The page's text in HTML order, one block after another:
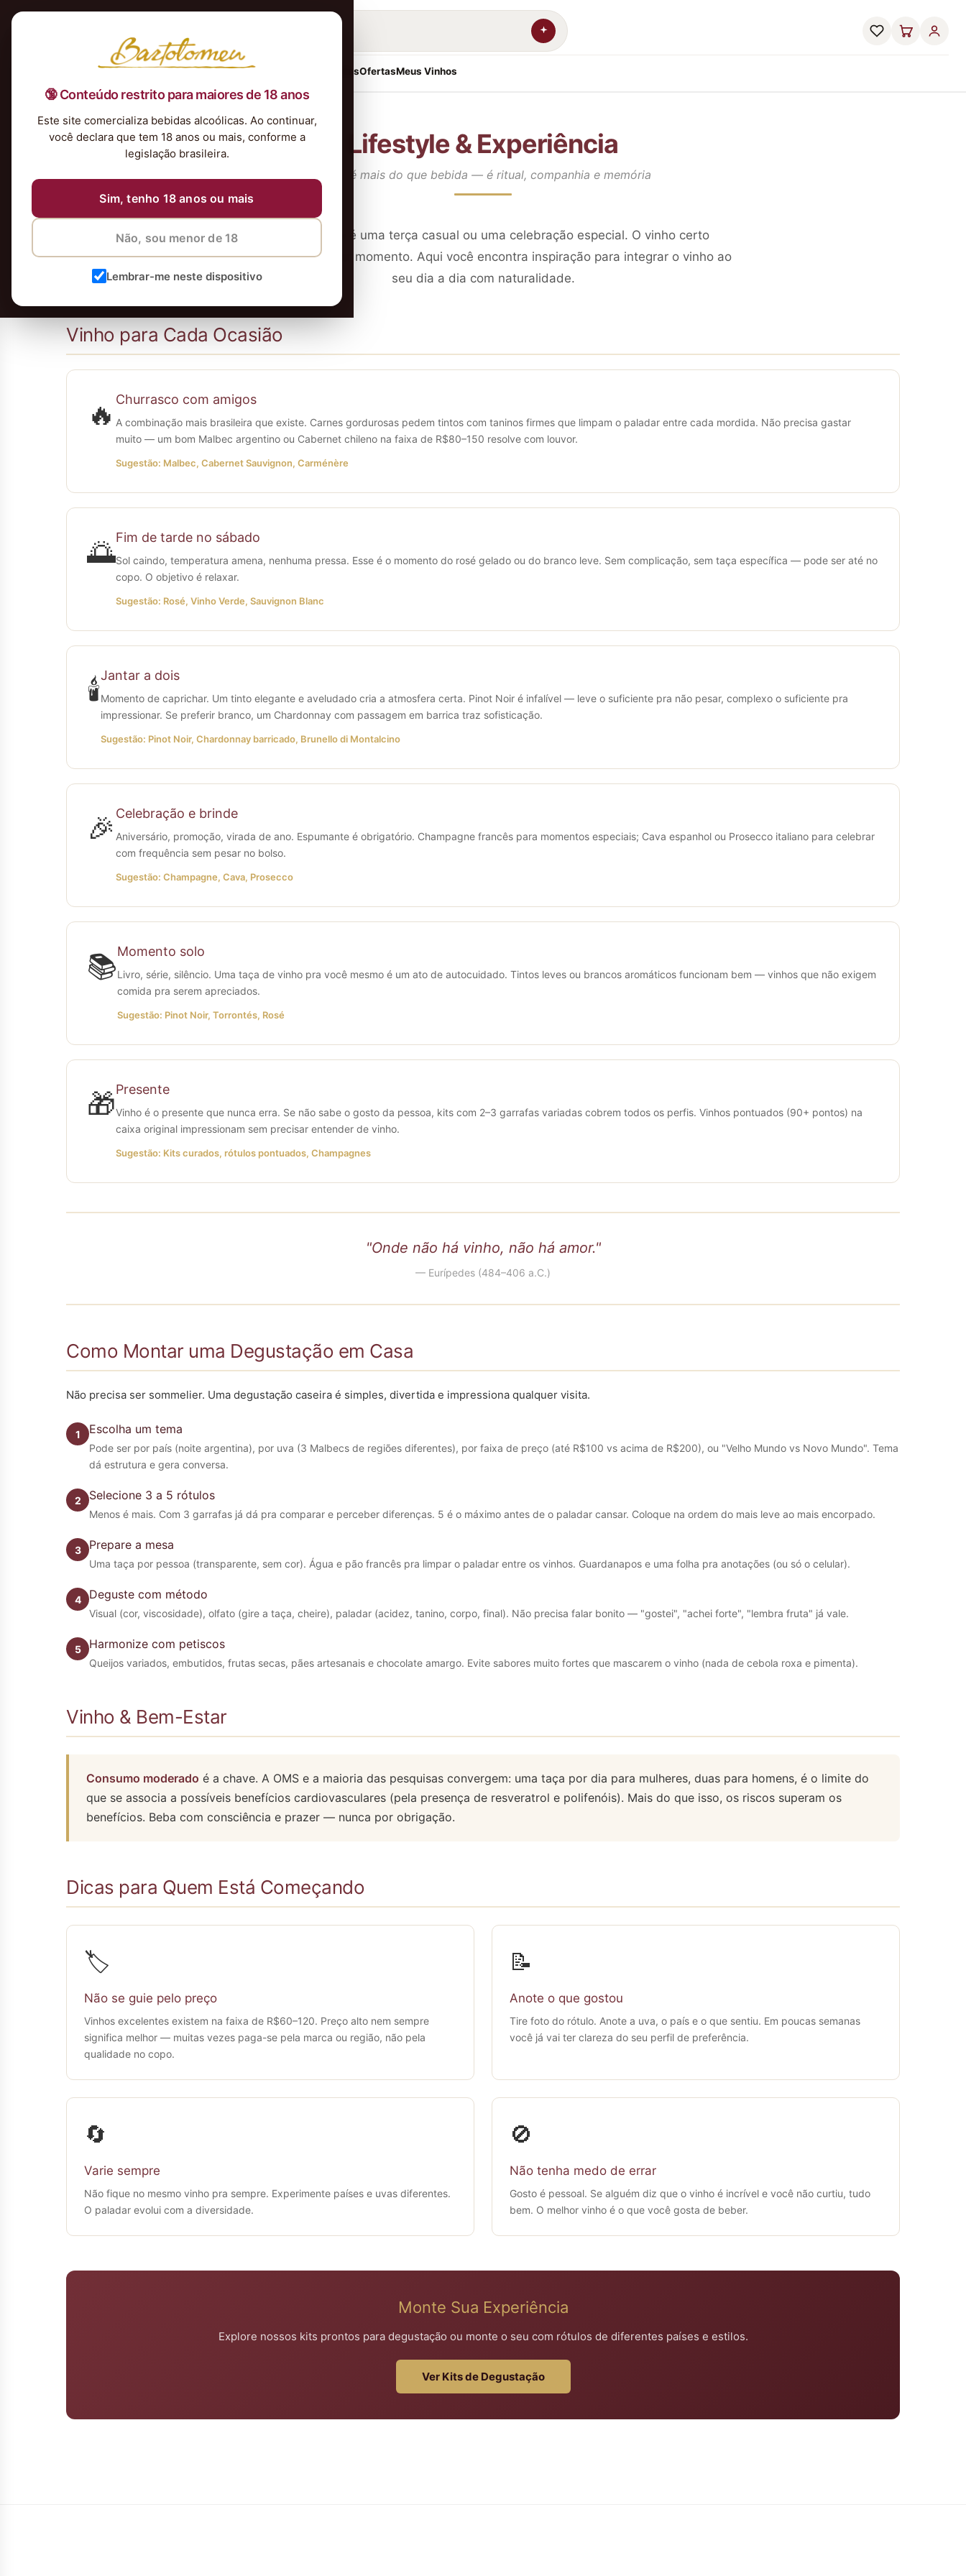
🔞 Conteúdo restrito para maiores de 18 anos
Este site comercializa bebidas alcoólicas. Ao continuar,
você declara que tem 18 anos ou mais, conforme a
legislação brasileira.
Sim, tenho 18 anos ou mais
Não, sou menor de 18
Lembrar-me neste dispositivo
Nossa Seleção TintosBrancosEspumantesRosés Kits & PresentesOfertasMeus Vinhos
Lifestyle & Experiência
Vinho é mais do que bebida — é ritual, companhia e memória
Não importa se é uma terça casual ou uma celebração especial. O vinho certo
transforma qualquer momento. Aqui você encontra inspiração para integrar o vinho ao
seu dia a dia com naturalidade.
Vinho para Cada Ocasião
🔥 Churrasco com amigos
A combinação mais brasileira que existe. Carnes gordurosas pedem tintos com taninos firmes que limpam o paladar entre cada mordida. Não precisa gastar
muito — um bom Malbec argentino ou Cabernet chileno na faixa de R$80–150 resolve com louvor.
Sugestão: Malbec, Cabernet Sauvignon, Carménère
🌅Fim de tarde no sábado
Sol caindo, temperatura amena, nenhuma pressa. Esse é o momento do rosé gelado ou do branco leve. Sem complicação, sem taça específica — pode ser até no
copo. O objetivo é relaxar.
Sugestão: Rosé, Vinho Verde, Sauvignon Blanc
🕯️Jantar a dois
Momento de caprichar. Um tinto elegante e aveludado cria a atmosfera certa. Pinot Noir é infalível — leve o suficiente pra não pesar, complexo o suficiente pra
impressionar. Se preferir branco, um Chardonnay com passagem em barrica traz sofisticação.
Sugestão: Pinot Noir, Chardonnay barricado, Brunello di Montalcino
🎉 Celebração e brinde
Aniversário, promoção, virada de ano. Espumante é obrigatório. Champagne francês para momentos especiais; Cava espanhol ou Prosecco italiano para celebrar
com frequência sem pesar no bolso.
Sugestão: Champagne, Cava, Prosecco
📚Momento solo
Livro, série, silêncio. Uma taça de vinho pra você mesmo é um ato de autocuidado. Tintos leves ou brancos aromáticos funcionam bem — vinhos que não exigem
comida pra serem apreciados.
Sugestão: Pinot Noir, Torrontés, Rosé
🎁Presente
Vinho é o presente que nunca erra. Se não sabe o gosto da pessoa, kits com 2–3 garrafas variadas cobrem todos os perfis. Vinhos pontuados (90+ pontos) na
caixa original impressionam sem precisar entender de vinho.
Sugestão: Kits curados, rótulos pontuados, Champagnes
"Onde não há vinho, não há amor."
— Eurípedes (484–406 a.C.)
Como Montar uma Degustação em Casa
Não precisa ser sommelier. Uma degustação caseira é simples, divertida e impressiona qualquer visita.
Escolha um tema
Pode ser por país (noite argentina), por uva (3 Malbecs de regiões diferentes), por faixa de preço (até R$100 vs acima de R$200), ou "Velho Mundo vs Novo Mundo". Tema
dá estrutura e gera conversa.
Selecione 3 a 5 rótulos
Menos é mais. Com 3 garrafas já dá pra comparar e perceber diferenças. 5 é o máximo antes de o paladar cansar. Coloque na ordem do mais leve ao mais encorpado.
Prepare a mesa
Uma taça por pessoa (transparente, sem cor). Água e pão francês pra limpar o paladar entre os vinhos. Guardanapos e uma folha pra anotações (ou só o celular).
Deguste com método
Visual (cor, viscosidade), olfato (gire a taça, cheire), paladar (acidez, tanino, corpo, final). Não precisa falar bonito — "gostei", "achei forte", "lembra fruta" já vale.
Harmonize com petiscos
Queijos variados, embutidos, frutas secas, pães artesanais e chocolate amargo. Evite sabores muito fortes que mascarem o vinho (nada de cebola roxa e pimenta).
Vinho & Bem-Estar
Consumo moderado é a chave. A OMS e a maioria das pesquisas convergem: uma taça por dia para mulheres, duas para homens, é o limite do
que se associa a possíveis benefícios cardiovasculares (pela presença de resveratrol e polifenóis). Mais do que isso, os riscos superam os
benefícios. Beba com consciência e prazer — nunca por obrigação.
Dicas para Quem Está Começando
🏷️
Não se guie pelo preço
Vinhos excelentes existem na faixa de R$60–120. Preço alto nem sempre
significa melhor — muitas vezes paga-se pela marca ou região, não pela
qualidade no copo.
📝
Anote o que gostou
Tire foto do rótulo. Anote a uva, o país e o que sentiu. Em poucas semanas
você já vai ter clareza do seu perfil de preferência.
🔄
Varie sempre
Não fique no mesmo vinho pra sempre. Experimente países e uvas diferentes.
O paladar evolui com a diversidade.
🚫
Não tenha medo de errar
Gosto é pessoal. Se alguém diz que o vinho é incrível e você não curtiu, tudo
bem. O melhor vinho é o que você gosta de beber.
Monte Sua Experiência
Explore nossos kits prontos para degustação ou monte o seu com rótulos de diferentes países e estilos.
Ver Kits de Degustação